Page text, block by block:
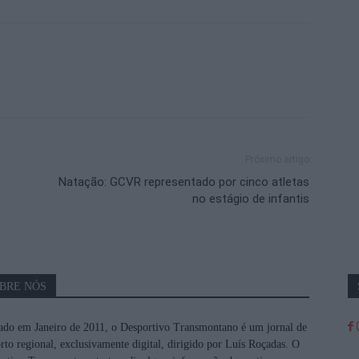
Natação: GCVR representado por cinco atletas
no estágio de infantis
NÓS
em Janeiro de 2011, o Desportivo Transmontano é um jornal de
regional, exclusivamente digital, dirigido por Luís Roçadas. O